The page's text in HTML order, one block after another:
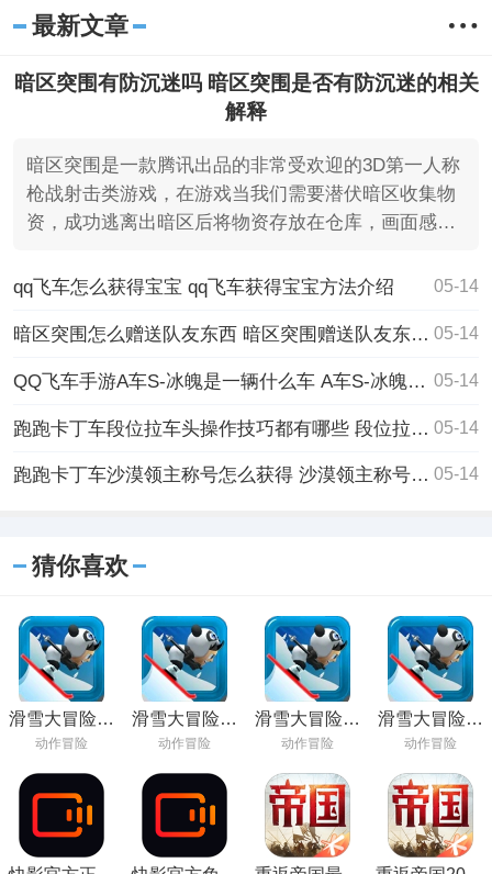
最新文章
暗区突围有防沉迷吗 暗区突围是否有防沉迷的相关
解释
暗区突围是一款腾讯出品的非常受欢迎的3D第一人称
枪战射击类游戏，在游戏当我们需要潜伏暗区收集物
资，成功逃离出暗区后将物资存放在仓库，画面感非
qq飞车怎么获得宝宝 qq飞车获得宝宝方法介绍 05-14
暗区突围怎么赠送队友东西 暗区突围赠送队友东西的方法 05-14
QQ飞车手游A车S-冰魄是一辆什么车 A车S-冰魄介绍 05-14
跑跑卡丁车段位拉车头操作技巧都有哪些 段位拉车头操作技巧分享 05-14
跑跑卡丁车沙漠领主称号怎么获得 沙漠领主称号获取方法 05-14
猜你喜欢
滑雪大冒险中
文版安卓下载
动作冒险
滑雪大冒险下
载普通版
动作冒险
滑雪大冒险最
新版本下载
动作冒险
滑雪大冒险官
方正版下载
动作冒险